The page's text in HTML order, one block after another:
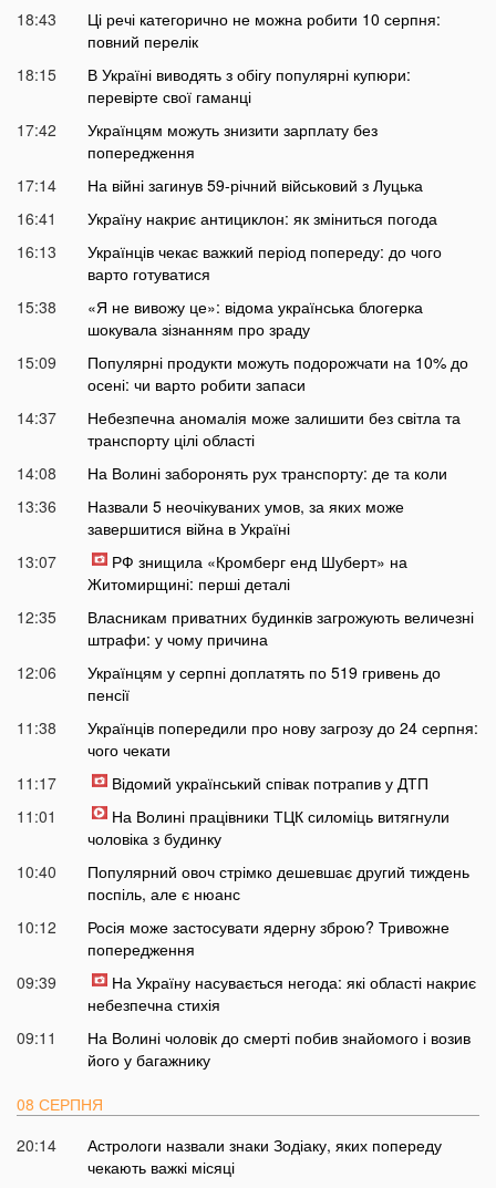
18:43
Ці речі категорично не можна робити 10 серпня:
повний перелік
18:15
В Україні виводять з обігу популярні купюри:
перевірте свої гаманці
17:42
Українцям можуть знизити зарплату без
попередження
17:14
На війні загинув 59-річний військовий з Луцька
16:41
Україну накриє антициклон: як зміниться погода
16:13
Українців чекає важкий період попереду: до чого
варто готуватися
15:38
«Я не вивожу це»: відома українська блогерка
шокувала зізнанням про зраду
15:09
Популярні продукти можуть подорожчати на 10% до
осені: чи варто робити запаси
14:37
Небезпечна аномалія може залишити без світла та
транспорту цілі області
14:08
На Волині заборонять рух транспорту: де та коли
13:36
Назвали 5 неочікуваних умов, за яких може
завершитися війна в Україні
13:07
РФ знищила «Кромберг енд Шуберт» на
Житомирщині: перші деталі
12:35
Власникам приватних будинків загрожують величезні
штрафи: у чому причина
12:06
Українцям у серпні доплатять по 519 гривень до
пенсії
11:38
Українців попередили про нову загрозу до 24 серпня:
чого чекати
11:17
Відомий український співак потрапив у ДТП
11:01
На Волині працівники ТЦК силоміць витягнули
чоловіка з будинку
10:40
Популярний овоч стрімко дешевшає другий тиждень
поспіль, але є нюанс
10:12
Росія може застосувати ядерну зброю? Тривожне
попередження
09:39
На Україну насувається негода: які області накриє
небезпечна стихія
09:11
На Волині чоловік до смерті побив знайомого і возив
його у багажнику
08 СЕРПНЯ
20:14
Астрологи назвали знаки Зодіаку, яких попереду
чекають важкі місяці